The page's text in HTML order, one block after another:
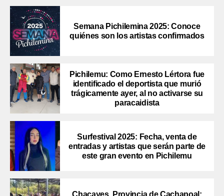
Semana Pichilemina 2025: Conoce
quiénes son los artistas confirmados
Pichilemu: Como Ernesto Lértora fue
identificado el deportista que murió
trágicamente ayer, al no activarse su
paracaidista
Surfestival 2025: Fecha, venta de
entradas y artistas que serán parte de
este gran evento en Pichilemu
Chacayes, Provincia de Cachapoal: